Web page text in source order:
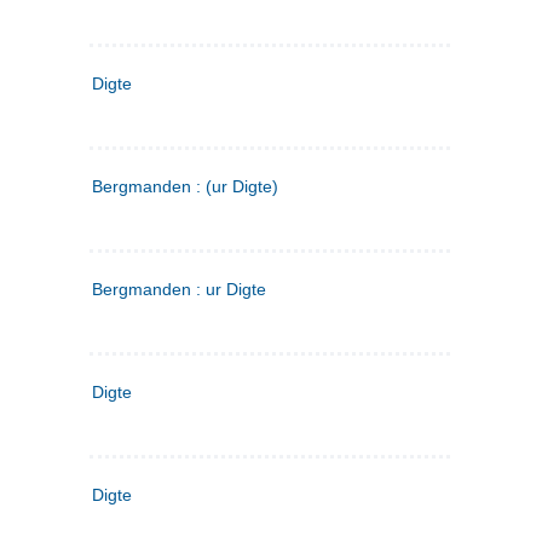
Digte
Bergmanden : (ur Digte)
Bergmanden : ur Digte
Digte
Digte